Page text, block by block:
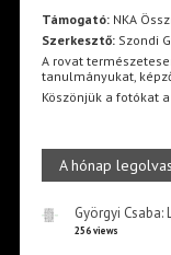
Támogató:NKA
Szerkesztő:Szondi
A rovat
tanulmányukat,
Köszönjük a fotókat
A hónap
Györgyi
256 views